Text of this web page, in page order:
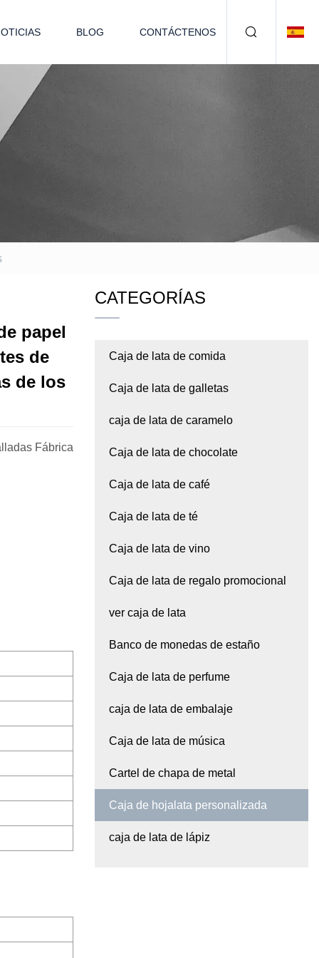
BLOG CONTÁCTENOS
papel
de
de los
Fábrica
CATEGORÍAS
Caja de lata de comida
Caja de lata de galletas
caja de lata de caramelo
Caja de lata de chocolate
Caja de lata de café
Caja de lata de té
Caja de lata de vino
Caja de lata de regalo promocional
ver caja de lata
Banco de monedas de estaño
Caja de lata de perfume
caja de lata de embalaje
Caja de lata de música
Cartel de chapa de metal
Caja de hojalata personalizada
caja de lata de lápiz